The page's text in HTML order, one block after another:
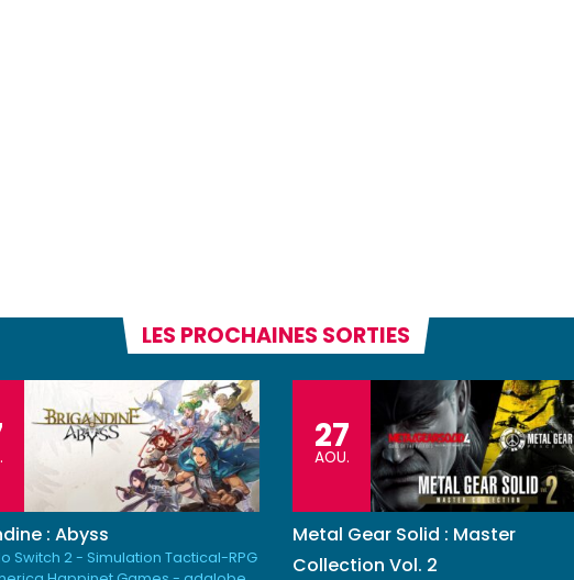
LES PROCHAINES SORTIES
: Abyss
Switch 2 - Simulation Tactical-RPG
27
AOU.
Metal Gear Solid : Master
Collection Vol. 2